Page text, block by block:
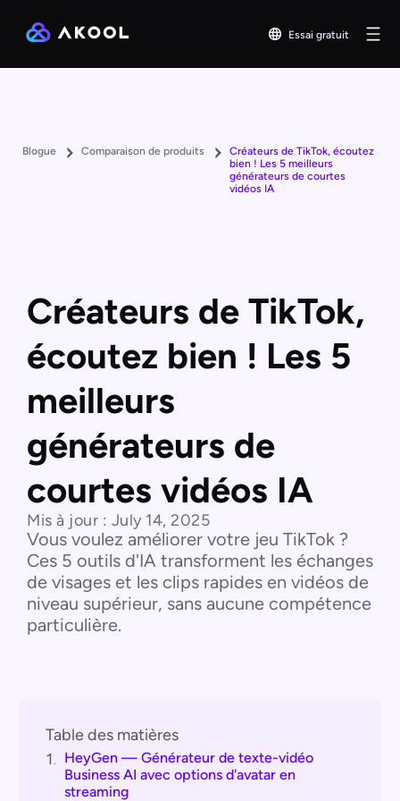
Essai gratuit
Blogue Comparaison de produits
Créateurs de TikTok, écoutez
bien ! Les 5 meilleurs
générateurs de courtes
vidéos IA
Créateurs de TikTok,
écoutez bien ! Les 5
meilleurs
générateurs de
courtes vidéos IA
Mis à jour : July 14, 2025
Vous voulez améliorer votre jeu TikTok ?
Ces 5 outils d'IA transforment les échanges
de visages et les clips rapides en vidéos de
niveau supérieur, sans aucune compétence
particulière.
Table des matières
1. HeyGen — Générateur de texte-vidéo
Business AI avec options d'avatar en
streaming